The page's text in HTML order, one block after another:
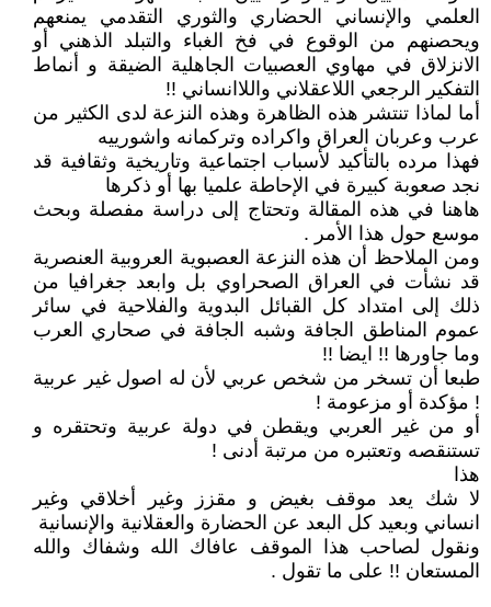
العلمي والإنساني الحضاري والثوري التقدمي يمنعهم
ويحصنهم من الوقوع في فخ الغباء والتبلد الذهني أو
الانزلاق في مهاوي العصبيات الجاهلية الضيقة و أنماط
التفكير الرجعي اللاعقلاني واللاانساني !!
أما لماذا تنتشر هذه الظاهرة وهذه النزعة لدى الكثير من
عرب وعربان العراق واكراده وتركمانه واشورييه
فهذا مرده بالتأكيد لأسباب اجتماعية وتاريخية وثقافية قد
نجد صعوبة كبيرة في الإحاطة علميا بها أو ذكرها
هاهنا في هذه المقالة وتحتاج إلى دراسة مفصلة وبحث
موسع حول هذا الأمر .
ومن الملاحظ أن هذه النزعة العصبوية العروبية العنصرية
قد نشأت في العراق الصحراوي بل وابعد جغرافيا من
ذلك إلى امتداد كل القبائل البدوية والفلاحية في سائر
عموم المناطق الجافة وشبه الجافة في صحاري العرب
وما جاورها !! ايضا !!
طبعا أن تسخر من شخص عربي لأن له اصول غير عربية
! مؤكدة أو مزعومة !
أو من غير العربي ويقطن في دولة عربية وتحتقره و
تستنقصه وتعتبره من مرتبة أدنى !
هذا
لا شك يعد موقف بغيض و مقزز وغير أخلاقي وغير
انساني وبعيد كل البعد عن الحضارة والعقلانية والإنسانية
ونقول لصاحب هذا الموقف عافاك الله وشفاك والله
المستعان !! على ما تقول .